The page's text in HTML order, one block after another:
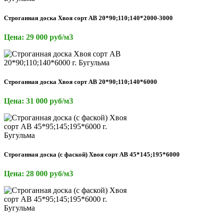
Строганная доска Хвоя сорт АВ 20*90;110;140*2000-3000
Цена: 29 000 руб/м3
Строганная доска Хвоя сорт АВ 20*90;110;140*6000
Цена: 31 000 руб/м3
Строганная доска (с фаской) Хвоя сорт АВ 45*145;195*6000
Цена: 28 000 руб/м3